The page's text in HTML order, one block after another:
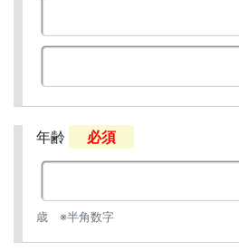
年齢 必須
歳 ※半角数字